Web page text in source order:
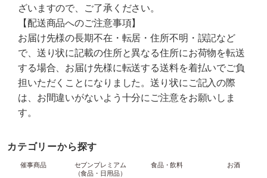
ざいますので、ご了承ください。
【配送商品へのご注意事項】
お届け先様の長期不在・転居・住所不明・誤記など
で、送り状に記載の住所と異なる住所にお荷物を転送
する場合、お届け先様に転送する送料を着払いでご負
担いただくことになりました。送り状にご記入の際
は、お間違いがないよう十分にご注意をお願いしま
す。
カテゴリーから探す
催事商品
セブンプレミアム
（食品・日用品）
食品・飲料 お酒